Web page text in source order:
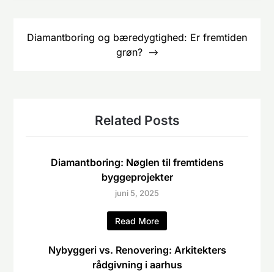
Diamantboring og bæredygtighed: Er fremtiden
grøn?
Related Posts
Diamantboring: Nøglen til fremtidens
byggeprojekter
juni 5, 2025
Read More
Nybyggeri vs. Renovering: Arkitekters
rådgivning i aarhus